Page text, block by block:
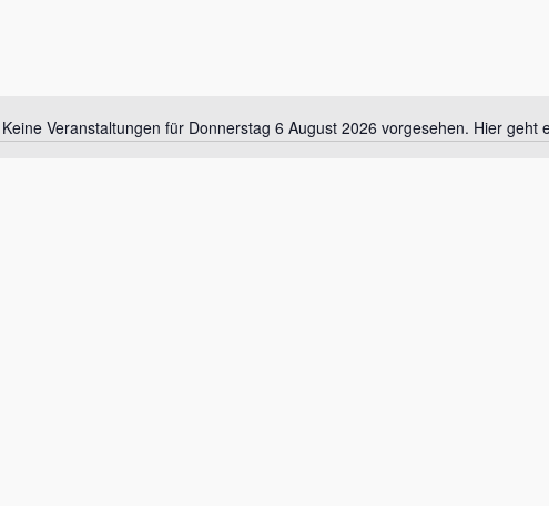
Hinweis
Keine Veranstaltungen für Donnerstag 6 August 2026 vorgesehen. Hier geht